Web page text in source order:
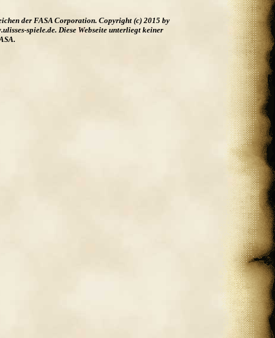
der FASA Corporation. Copyright (c) 2015 by
spiele.de. Diese Webseite unterliegt keiner